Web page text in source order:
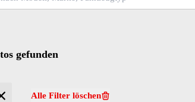
gefunden
Alle Filter löschen